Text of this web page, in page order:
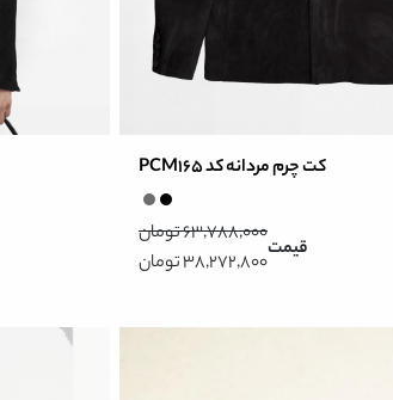
کت چرم مردانه کد PCM165
قیمت
63,788,000 تومان
38,272,800 تومان